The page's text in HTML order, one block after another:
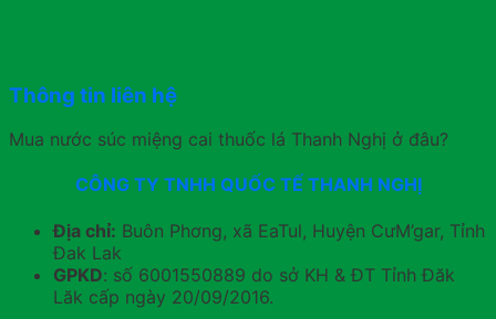
Thông tin liên hệ
Mua nước súc miệng cai thuốc lá Thanh Nghị ở đâu?
CÔNG TY TNHH QUỐC TẾ THANH NGHỊ
Địa chỉ: Buôn Phơng, xã EaTul, Huyện CưM’gar, Tỉnh
Đak Lak
GPKD: số 6001550889 do sở KH & ĐT Tỉnh Đăk
Lăk cấp ngày 20/09/2016.